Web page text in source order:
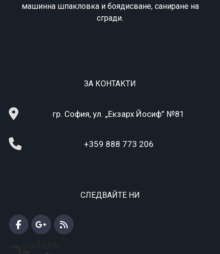
машинна шпакловка и боядисване, саниране на
сгради.
ЗА КОНТАКТИ
гр. София, ул. „Екзарх Йосиф” №81
+359 888 773 206
СЛЕДВАЙТЕ НИ